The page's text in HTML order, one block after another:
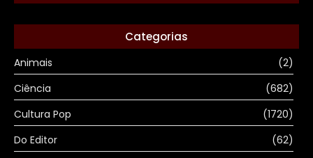
Categorias
Animais
(2)
Ciência
(682)
Cultura Pop
(1720)
Do Editor
(62)